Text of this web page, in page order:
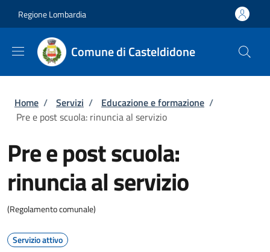
Regione Lombardia
Comune di Casteldidone
Briciole di pane
Home / Servizi / Educazione e formazione /
Pre e post scuola: rinuncia al servizio
Pre e post scuola:
rinuncia al servizio
(Regolamento comunale)
Servizio attivo